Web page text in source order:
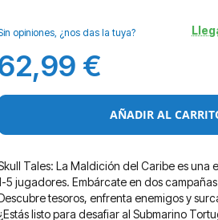
opiniones, ¿nos das la tuya?
€
AÑADIR AL
Tales: La Maldición del Caribe es
5 jugadores. Embárcate en dos
tesoros, enfrenta enemigos y
listo para desafiar al Submarino